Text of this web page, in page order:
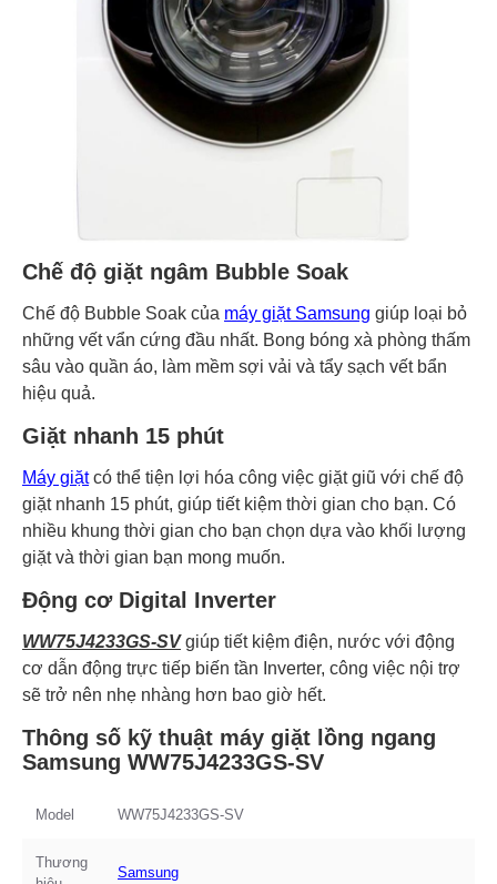
Chế độ giặt ngâm Bubble Soak
Chế độ Bubble Soak của máy giặt Samsung giúp loại bỏ
những vết vẩn cứng đầu nhất. Bong bóng xà phòng thấm
sâu vào quần áo, làm mềm sợi vải và tẩy sạch vết bẩn
hiệu quả.
Giặt nhanh 15 phút
Máy giặtcó thể tiện lợi hóa công việc giặt giũ với chế độ
giặt nhanh 15 phút, giúp tiết kiệm thời gian cho bạn. Có
nhiều khung thời gian cho bạn chọn dựa vào khối lượng
giặt và thời gian bạn mong muốn.
Động cơ Digital Inverter
WW75J4233GS-SVgiúp tiết kiệm điện, nước với động
cơ dẫn động trực tiếp biến tần Inverter, công việc nội trợ
sẽ trở nên nhẹ nhàng hơn bao giờ hết.
Thông số kỹ thuật máy giặt lồng ngang
Samsung WW75J4233GS-SV
Model WW75J4233GS-SV
Thương
Samsung